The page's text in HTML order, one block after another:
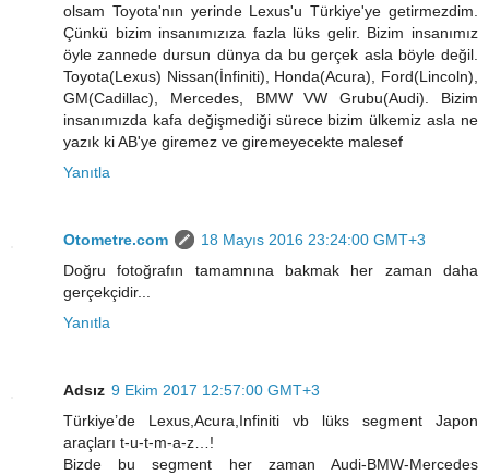
olsam Toyota'nın yerinde Lexus'u Türkiye'ye getirmezdim.
Çünkü bizim insanımızıza fazla lüks gelir. Bizim insanımız
öyle zannede dursun dünya da bu gerçek asla böyle değil.
Toyota(Lexus) Nissan(İnfiniti), Honda(Acura), Ford(Lincoln),
GM(Cadillac), Mercedes, BMW VW Grubu(Audi). Bizim
insanımızda kafa değişmediği sürece bizim ülkemiz asla ne
yazık ki AB'ye giremez ve giremeyecekte malesef
Yanıtla
Otometre.com
18 Mayıs 2016 23:24:00 GMT+3
Doğru fotoğrafın tamamnına bakmak her zaman daha
gerçekçidir...
Yanıtla
Adsız 9 Ekim 2017 12:57:00 GMT+3
Türkiye’de Lexus,Acura,Infiniti vb lüks segment Japon
araçları t-u-t-m-a-z…!
Bizde bu segment her zaman Audi-BMW-Mercedes